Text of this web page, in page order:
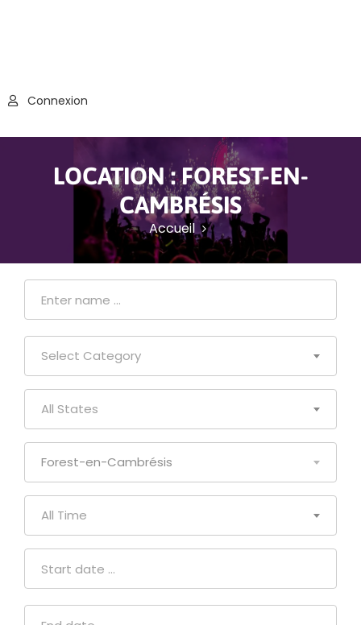
Connexion
LOCATION :FOREST-EN-
CAMBRÉSIS
Accueil
Select Category
All States
Forest-en-Cambrésis
All Time